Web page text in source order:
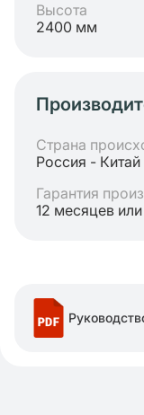
Высота
2400 мм
Страна
Россия - Китай
Гарантия
12 месяцев